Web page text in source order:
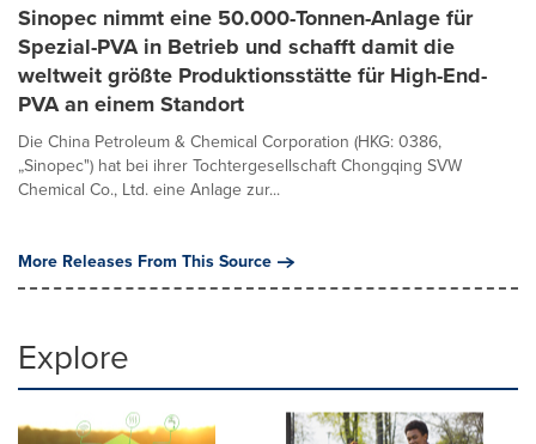
Sinopec nimmt eine 50.000-Tonnen-Anlage für
Spezial-PVA in Betrieb und schafft damit die
weltweit größte Produktionsstätte für High-End-
PVA an einem Standort
Die China Petroleum & Chemical Corporation (HKG: 0386,
„Sinopec") hat bei ihrer Tochtergesellschaft Chongqing SVW
Chemical Co., Ltd. eine Anlage zur...
More Releases From This Source
Explore